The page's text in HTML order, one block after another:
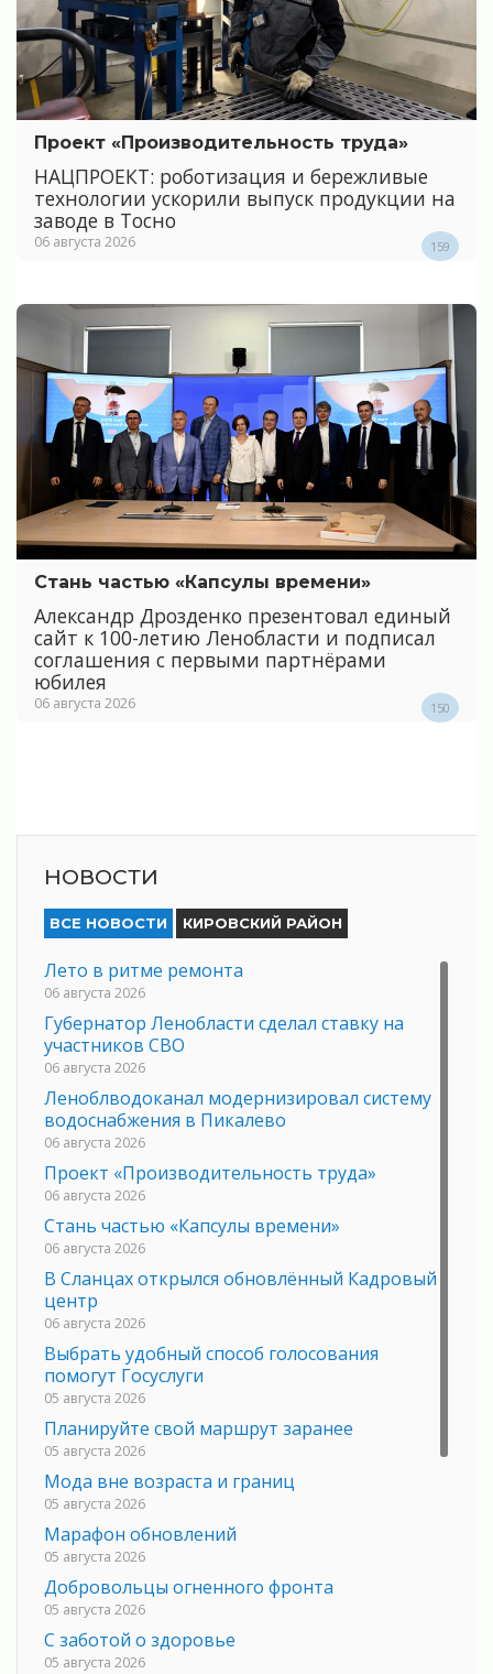
Проект «Производительность труда»
НАЦПРОЕКТ: роботизация и бережливые
технологии ускорили выпуск продукции на
заводе в Тосно
06 августа 2026 159
Стань частью «Капсулы времени»
Александр Дрозденко презентовал единый
сайт к 100-летию Ленобласти и подписал
соглашения с первыми партнёрами
юбилея
06 августа 2026 150
НОВОСТИ
ВСЕ НОВОСТИ КИРОВСКИЙ РАЙОН
Лето в ритме ремонта
06 августа 2026
Губернатор Ленобласти сделал ставку на
участников СВО
06 августа 2026
Леноблводоканал модернизировал систему
водоснабжения в Пикалево
06 августа 2026
Проект «Производительность труда»
06 августа 2026
Стань частью «Капсулы времени»
06 августа 2026
В Сланцах открылся обновлённый Кадровый
центр
06 августа 2026
Выбрать удобный способ голосования
помогут Госуслуги
05 августа 2026
Планируйте свой маршрут заранее
05 августа 2026
Мода вне возраста и границ
05 августа 2026
Марафон обновлений
05 августа 2026
Добровольцы огненного фронта
05 августа 2026
С заботой о здоровье
05 августа 2026